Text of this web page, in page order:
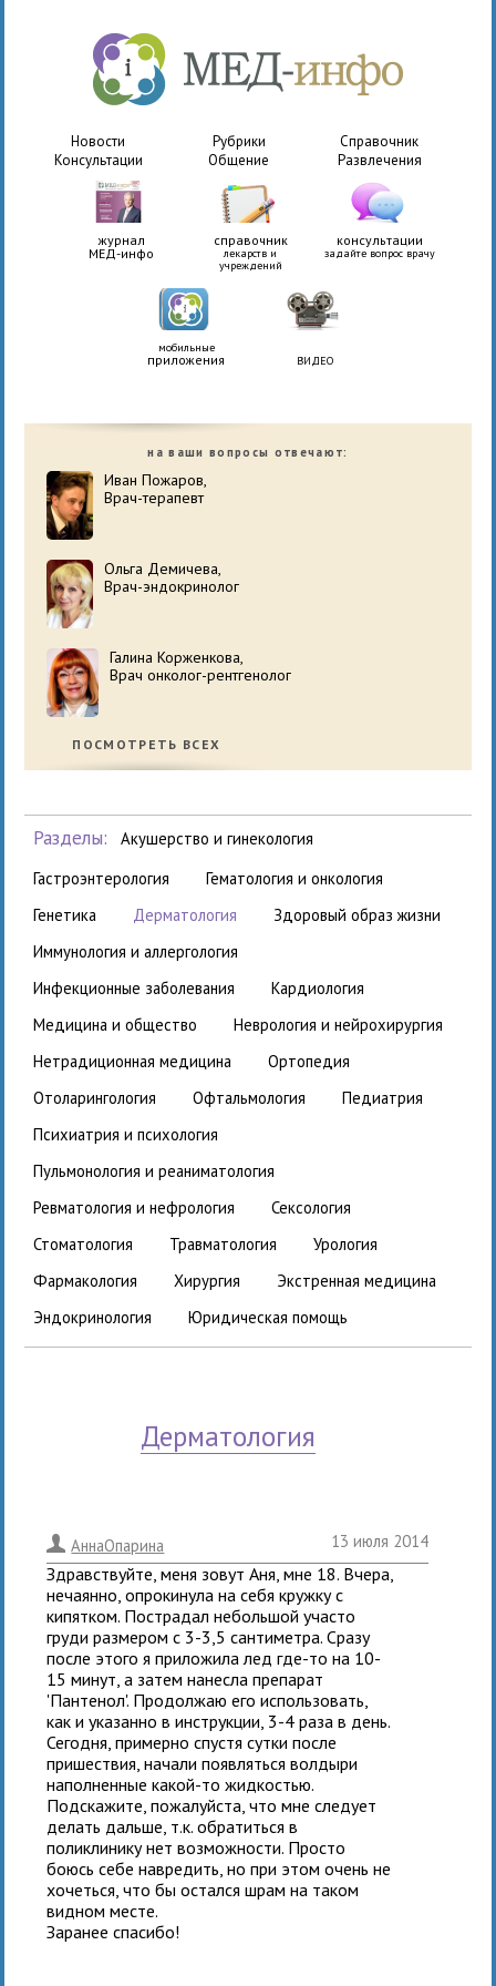
Новости Рубрики
Справочник
Консультации
Общение Развлечения
журнал
МЕД-инфо
справочник
лекарств и
учреждений
консультации
задайте вопрос врачу
мобильные
приложения ВИДЕО
на ваши вопросы отвечают:
Иван Пожаров,
Врач-терапевт
Ольга Демичева,
Врач-эндокринолог
Галина Корженкова,
Врач онколог-рентгенолог
ПОСМОТРЕТЬ ВСЕХ
Разделы:
акушерство и гинекология
гастроэнтерология
гематология и онкология
генетика
дерматология
здоровый образ жизни
иммунология и аллергология
инфекционные заболевания
кардиология
медицина и общество
неврология и нейрохирургия
нетрадиционная медицина
ортопедия
отоларингология
офтальмология
педиатрия
психиатрия и психология
пульмонология и реаниматология
ревматология и нефрология
сексология
стоматология
травматология
урология
фармакология
хирургия
экстренная медицина
эндокринология
юридическая помощь
дерматология
. АннаОпарина 13 июля 2014
Здравствуйте, меня зовут Аня, мне 18. Вчера,
нечаянно, опрокинула на себя кружку с
кипятком. Пострадал небольшой участо
груди размером с 3-3,5 сантиметра. Сразу
после этого я приложила лед где-то на 10-
15 минут, а затем нанесла препарат
'Пантенол'. Продолжаю его использовать,
как и указанно в инструкции, 3-4 раза в день.
Сегодня, примерно спустя сутки после
пришествия, начали появляться волдыри
наполненные какой-то жидкостью.
Подскажите, пожалуйста, что мне следует
делать дальше, т.к. обратиться в
поликлинику нет возможности. Просто
боюсь себе навредить, но при этом очень не
хочеться, что бы остался шрам на таком
видном месте.
Заранее спасибо!